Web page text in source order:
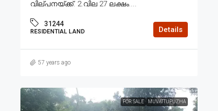
വില്പനയ്ക്ക്. 2.വില 27 ലക്ഷം....
31244
RESIDENTIAL LAND Details
57 years ago
FOR SALE MUVATTUPUZHA